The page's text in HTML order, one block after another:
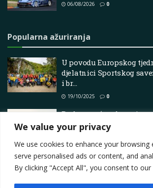
We value your privacy
We use cookies to enhance your browsing
serve personalised ads or content, and
By clicking "Accept All", you consent to
06/08/2026 0
Popularna ažuriranja
U povodu Europskog
djelatnici Sportskog
i br…
19/10/2025 0
Brabec vraća udarac i
vodstvo u Dakaru…